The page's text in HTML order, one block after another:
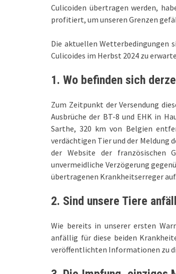
Culicoiden übertragen werden,
profitiert, um unseren Grenzen
Die aktuellen Wetterbedingungen
Culicoides im Herbst 2024 zu
1. Wo befinden sich
Zum Zeitpunkt der Versendung
Ausbrüche der BT-8 und EHK in
Sarthe, 320 km von Belgien
verdächtigen Tier und der Meldung
der Website der französischen
unvermeidliche Verzögerung
übertragenen Krankheitserreger auf.
2. Sind unsere Tiere
Wie bereits in unserer ersten
anfällig für diese beiden
veröffentlichten Informationen zu